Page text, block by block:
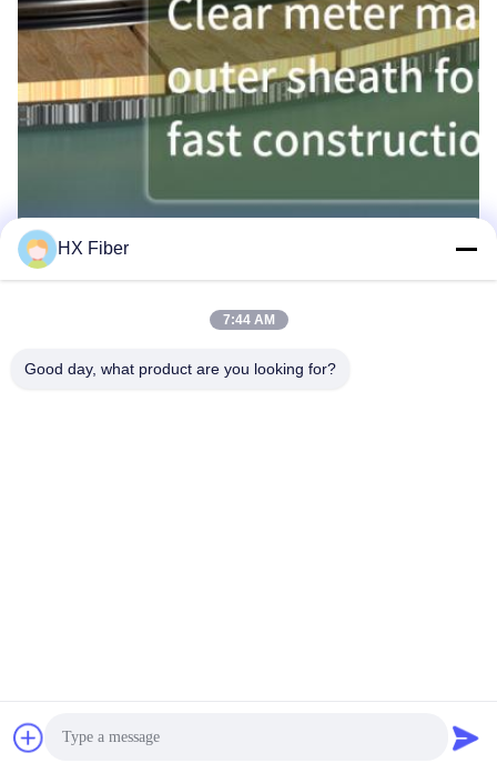
KLEINE METER-Kennzeichen ZEITLICHE METER-Menge
bequeme und schnelle Bauverkabelung
HX Fiber
7:44 AM
Good day, what product are you looking for?